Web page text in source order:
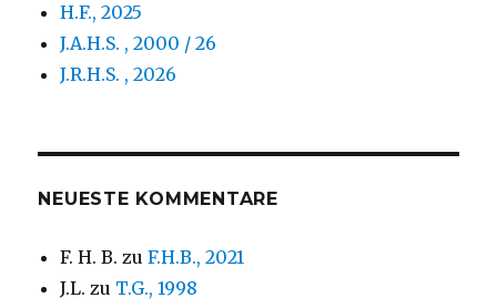
H.F., 2025
J.A.H.S. , 2000 / 26
J.R.H.S. , 2026
NEUESTE KOMMENTARE
F. H. B. zuF.H.B., 2021
J.L. zu T.G., 1998